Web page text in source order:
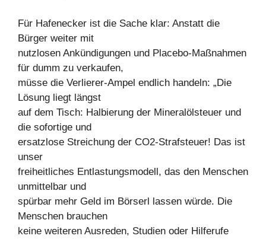
Für Hafenecker ist die Sache klar: Anstatt die
Bürger weiter mit
nutzlosen Ankündigungen und Placebo-Maßnahmen
für dumm zu verkaufen,
müsse die Verlierer-Ampel endlich handeln: „Die
Lösung liegt längst
auf dem Tisch: Halbierung der Mineralölsteuer und
die sofortige und
ersatzlose Streichung der CO2-Strafsteuer! Das ist
unser
freiheitliches Entlastungsmodell, das den Menschen
unmittelbar und
spürbar mehr Geld im Börserl lassen würde. Die
Menschen brauchen
keine weiteren Ausreden, Studien oder Hilferufe